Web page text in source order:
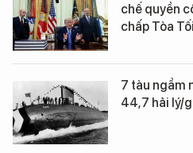
chế quyền
chấp Tòa
7 tàu ngầm
44,7 hải lý/